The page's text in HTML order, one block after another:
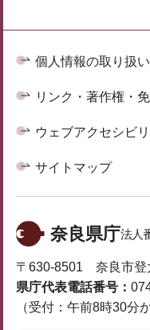
個人情報の取り扱
リンク・著作権・
ウェブアクセシビ
サイトマップ
奈良県庁法人
〒630-8501 奈良市登
県庁代表電話番号：
（受付：午前8時30分